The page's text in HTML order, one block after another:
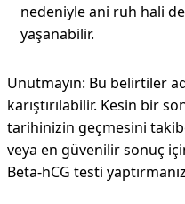
nedeniyle ani ruh hali
yaşanabilir.
Unutmayın: Bu belirtiler
karıştırılabilir. Kesin bir
tarihinizin geçmesini
veya en güvenilir sonuç
Beta-hCG testi